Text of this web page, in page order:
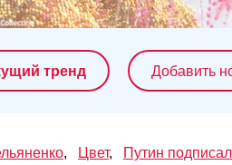
тренд Добавить
, Цвет, Путин